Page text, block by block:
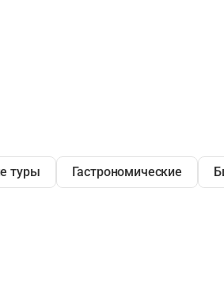
туры Гастрономические